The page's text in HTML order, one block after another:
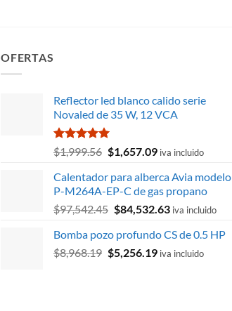
OFERTAS
Reflector led blanco calido serie
Novaled de 35 W, 12 VCA
Valorado
con
de 5
$1,999.56 El
original
era:
$1,999.56.
$1,657.09El
actual
es:
$1,657.09.
iva incluido
Calentador para alberca Avia modelo
P-M264A-EP-C de gas propano
$97,542.45 El
original
era:
$84,532.63El
actual
es:
iva incluido
Bomba pozo profundo CS de 0.5 HP
$8,968.19 El
$5,256.19Eliva incluido